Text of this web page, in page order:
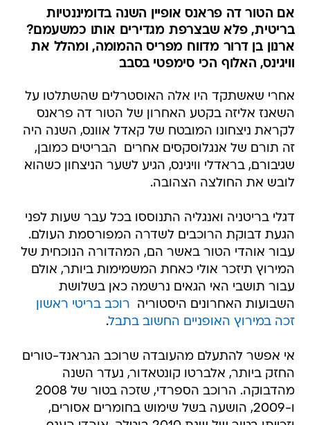
אם הטור דה פראנס אופיין השנה בדומיננטיות
בריטית, פלא שבצרפת מגדירים אותו כמשעמם?
ארנון בן דרור מדווח מפריס ההמומה, ומהלל את
וויגינס, האלוף הכי סימפטי בסבב
אחרי שאשתקד היו אלה האוסטרלים שהשתלטו על
השאנז אליזה בקטע האחרון של הטור דה פראנס
לקראת ניצחונו המובטח של קאדל אוונס, השנה היה
זה תורם של אנגלוסקסים אחרים  הבריטים כמובן,
שגיבורם, בראדלי וויגינס, הגיע לשער הניצחון כשהוא
לובש את החולצה הצהובה.
דגלי בריטניה ואנגליה התנוססו בכל עבר שעות לפני
הגעת דבוקת הרוכבים לשדרה המפורסמת העולם.
עבור אוהדי הטור באשר הם, המהדורה הנוכחית של
המירוץ תיזכר אולי כאחת המשמימות ביותר, אולם
עבור תושבי האי הגאים נרשמה כאן בשלושת
השבועות האחרונים היסטוריה  רוכב בריטי ראשון
זכה במירוץ האופניים החשוב בתבל.
אי אפשר להתעלם מהעובדה שרוכב הגראנד-טורים
החזק ביותר, אלברטו קונטאדור, נעדר השנה
מהדבוקה. הרוכב הספרדי, שזכה בטור של 2008
ו-2009, הושעה בשל שימוש בחומרים אסורים,